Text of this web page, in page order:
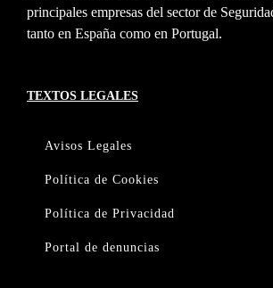
principales empresas del sector de
tanto en España como en Portugal.
TEXTOS LEGALES
Avisos Legales
Política de Cookies
Política de Privacidad
Portal de denuncias